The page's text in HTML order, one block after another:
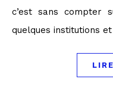
c’est sans compter
quelques institutions